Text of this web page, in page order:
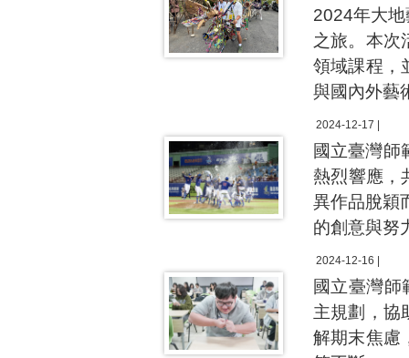
2024年大
之旅。本次
領域課程，
與國內外藝
2024-12-17 |
國立臺灣師
熱烈響應，
異作品脫穎
的創意與努
2024-12-16 |
國⽴臺灣
主規劃，協
解期末焦慮